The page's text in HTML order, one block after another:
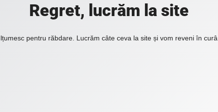
Regret, lucrăm la site
pentru răbdare. Lucrăm câte ceva la site și vom reveni în